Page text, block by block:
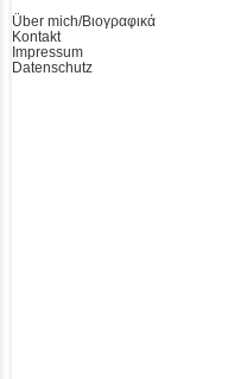
Über mich/Βιογραφικά
Kontakt
Impressum
Datenschutz